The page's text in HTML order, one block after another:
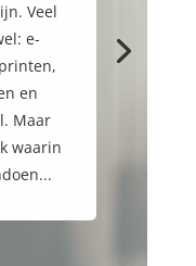
Veel
e-
en
Maar
waarin